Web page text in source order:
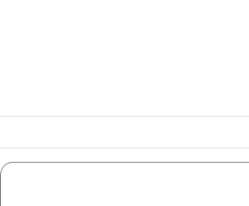
مكة» يغيّر قواعد اللعبة بالشرق الأوسط